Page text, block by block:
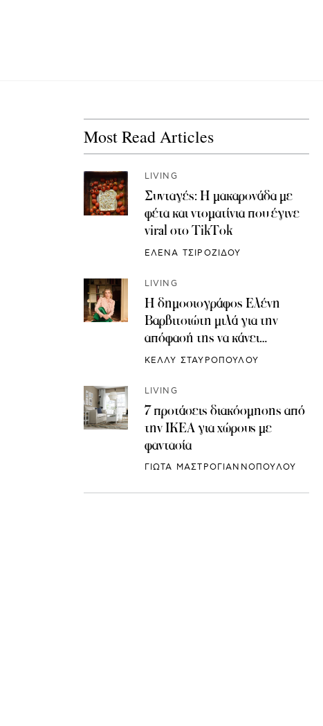
Most Read Articles
LIVING
Συνταγές: H μακαρονάδα με
φέτα και ντοματίνια που έγινε
viral στο TikTok
ΕΛΕΝΑ ΤΣΙΡΟΖΙΔΟΥ
LIVING
Η δημοσιογράφος Ελένη
Βαρβιτσιώτη μιλά για την
απόφασή της να κάνει
κρυοσυντήρηση ωαρίων
ΚΕΛΛΥ ΣΤΑΥΡΟΠΟΥΛΟΥ
LIVING
7 προτάσεις διακόσμησης από
την IKEA για χώρους με
φαντασία
ΓΙΩΤΑ ΜΑΣΤΡΟΓΙΑΝΝΟΠΟΥΛΟΥ